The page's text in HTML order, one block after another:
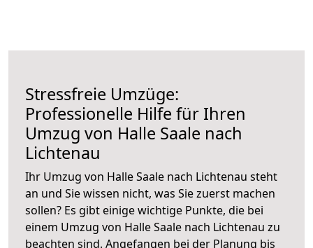
Stressfreie Umzüge:
Professionelle Hilfe für Ihren
Umzug von Halle Saale nach
Lichtenau
Ihr Umzug von Halle Saale nach Lichtenau steht
an und Sie wissen nicht, was Sie zuerst machen
sollen? Es gibt einige wichtige Punkte, die bei
einem Umzug von Halle Saale nach Lichtenau zu
beachten sind. Angefangen bei der Planung bis